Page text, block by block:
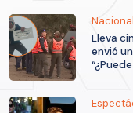
Nacional
Lleva
envió